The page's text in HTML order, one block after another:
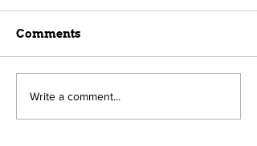
Comments
Write a comment...